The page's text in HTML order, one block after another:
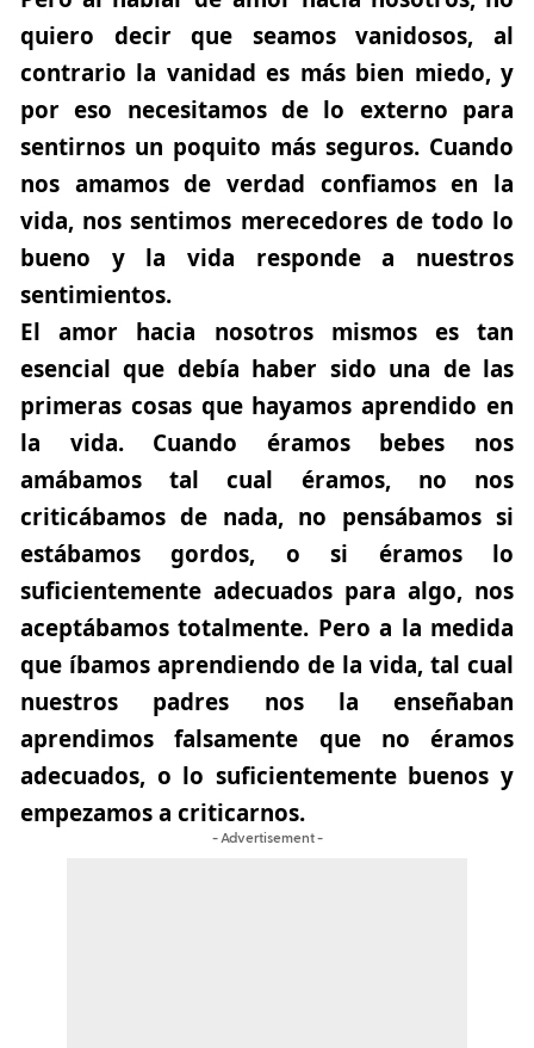
quiero decir que seamos vanidosos, al
contrario la vanidad es más bien miedo, y
por eso necesitamos de lo externo para
sentirnos un poquito más seguros. Cuando
nos amamos de verdad confiamos en la
vida, nos sentimos merecedores de todo lo
bueno y la vida responde a nuestros
sentimientos.
El amor hacia nosotros mismos es tan
esencial que debía haber sido una de las
primeras cosas que hayamos aprendido en
la vida.Cuando éramos bebes nos
amábamos tal cual éramos, no nos
criticábamos de nada, no pensábamos si
estábamos gordos, o si éramos lo
suficientemente adecuados para algo, nos
aceptábamos totalmente. Pero a la medida
que íbamos aprendiendo de la vida, tal cual
nuestros padres nos la enseñaban
aprendimos falsamente que no éramos
adecuados, o lo suficientemente buenos y
empezamos a criticarnos.
- Advertisement -